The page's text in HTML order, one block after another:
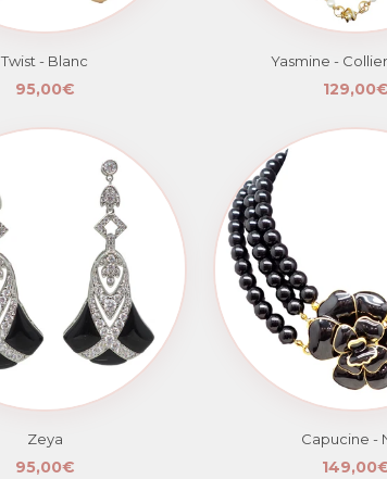
Twist - Blanc
95,00€
Yasmine -
129,00€
Zeya
95,00€
Capucine -